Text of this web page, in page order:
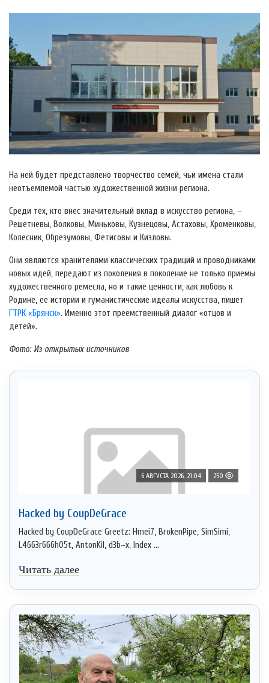
На ней будет представлено творчество семей, чьи имена стали
неотъемлемой частью художественной жизни региона.
Среди тех, кто внес значительный вклад в искусство региона, –
Решетневы, Волковы, Миньковы, Кузнецовы, Астаховы, Хроменковы,
Колесник, Обрезумовы, Фетисовы и Кизловы.
Они являются хранителями классических традиций и проводниками
новых идей, передают из поколения в поколение не только приемы
художественного ремесла, но и такие ценности, как любовь к
Родине, ее истории и гуманистические идеалы искусства, пишет
ГТРК «Брянск». Именно этот преемственный диалог «отцов и
детей».
Фото: Из открытых источников
6 АВГУСТА 2026, 21:04 250
Hacked by CoupDeGrace
Hacked by CoupDeGrace Greetz: Hmei7, BrokenPipe, SimSimi,
L4663r666h05t, AntonKil, d3b~x, Index ...
Читать далее